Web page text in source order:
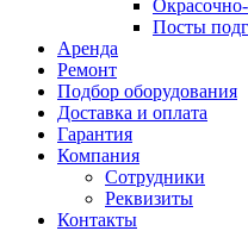
Посты
Аренда
Ремонт
Подбор оборудования
Доставка и оплата
Гарантия
Компания
Сотрудники
Реквизиты
Контакты